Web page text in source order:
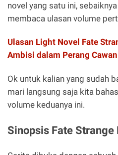
novel yang satu ini,
membaca ulasan volume
Ulasan Light Novel Fate
Ambisi dalam Perang
Ok untuk kalian yang sudah
mari langsung saja kita
volume keduanya ini.
Sinopsis Fate Strange